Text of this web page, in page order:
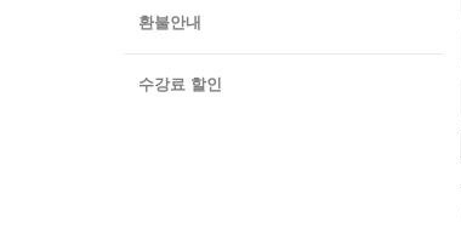
환불안내
수강료 할인